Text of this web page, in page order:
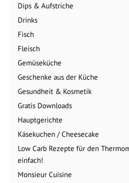
Dips & Aufstriche
Drinks
Fisch
Fleisch
Gemüseküche
Geschenke aus der Küche
Gesundheit & Kosmetik
Gratis Downloads
Hauptgerichte
Käsekuchen / Cheesecake
Low Carb Rezepte für den
einfach!
Monsieur Cuisine